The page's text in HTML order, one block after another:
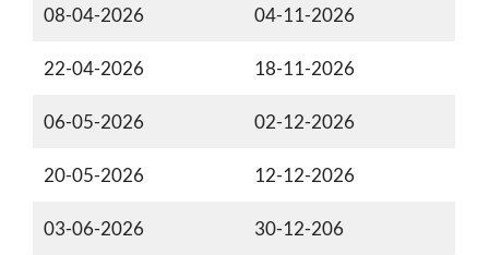
08-04-2026 04-11-2026
22-04-2026 18-11-2026
06-05-2026 02-12-2026
20-05-2026 12-12-2026
03-06-2026 30-12-206